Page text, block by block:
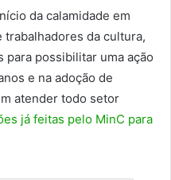
da calamidade em
trabalhadores da cultura,
para possibilitar uma ação
e na adoção de
atender todo setor
já feitas pelo MinC para